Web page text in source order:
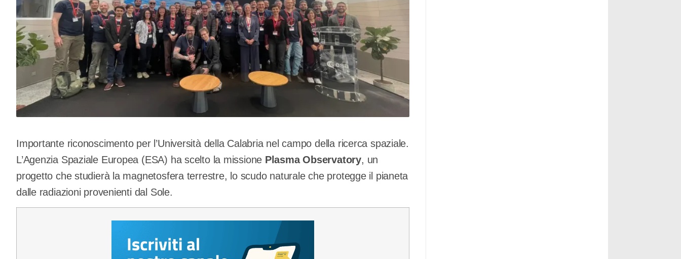
Importante riconoscimento per l’Università della Calabria nel campo della ricerca spaziale.
L’Agenzia Spaziale Europea (ESA) ha scelto la missione Plasma Observatory, un
progetto che studierà la magnetosfera terrestre, lo scudo naturale che protegge il pianeta
dalle radiazioni provenienti dal Sole.